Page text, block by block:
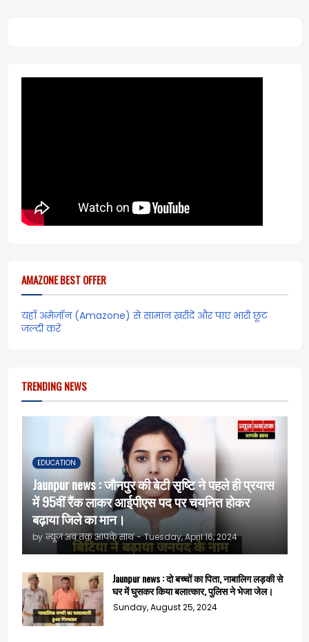
AMAZONE BEST OFFER
यहाँ अमेज़ॉन (Amazone) से सामान ख़रीदें और पाए भारी छूट
जल्दी करें
TRENDING NEWS
EDUCATION
Jaunpur news : जौनपुर की बेटी सृष्टि ने पहले ही प्रयास
में 95वीं रैंक लाकर आईपीएस पद पर चयनित होकर
बढ़ाया जिले का मान।
by न्यूज़ अब तक आपके साथ - Tuesday, April 16, 2024
Jaunpur news : दो बच्चों का पिता, नाबालिग लड़की से
घर में घुसकर किया बलात्कार, पुलिस ने भेजा जेल।
Sunday, August 25, 2024